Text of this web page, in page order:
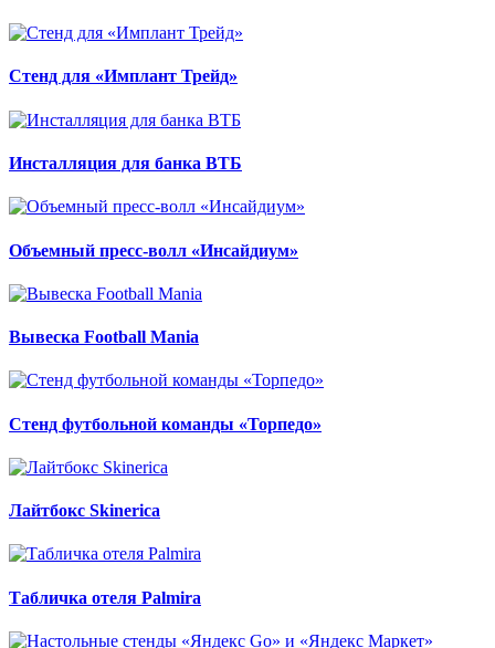
Стенд для «Имплант Трейд»
Инсталляция для банка ВТБ
Объемный пресс-волл «Инсайдиум»
Вывеска Football Mania
Стенд футбольной команды «Торпедо»
Лайтбокс Skinerica
Табличка отеля Palmira